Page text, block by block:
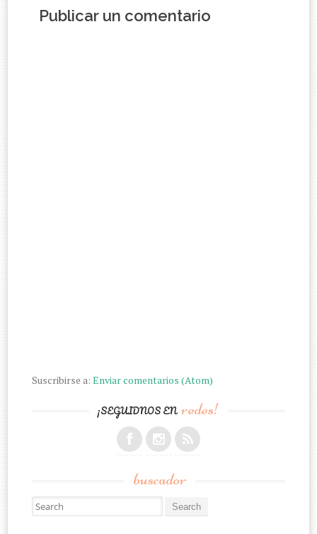
Publicar un comentario
Suscribirse a:Enviar comentarios (Atom)
¡SEGUIDNOS ENredes!
buscador
Search for: